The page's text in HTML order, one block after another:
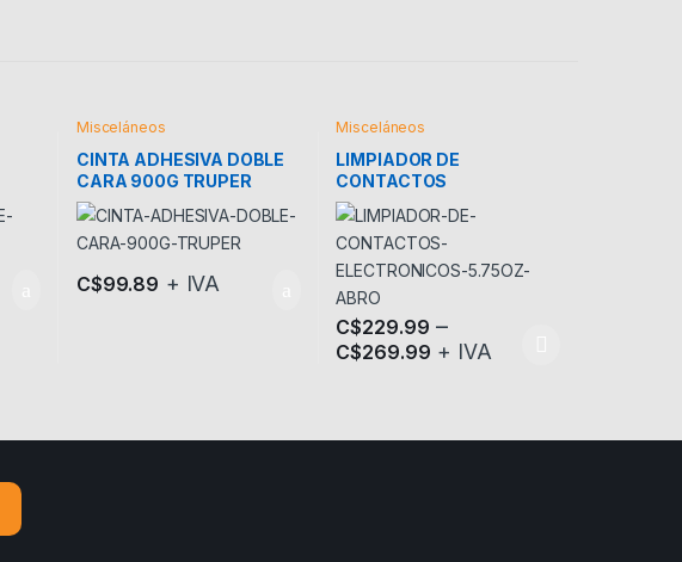
Misceláneos
CINTA ADHESIVA DOBLE
CARA 900G TRUPER
C$99.89 + IVA
Misceláneos
LIMPIADOR DE
CONTACTOS
ELECTRONICOS ABRO
C$229.99 –
C$269.99 + IVA
Este producto tiene múltiples variantes.